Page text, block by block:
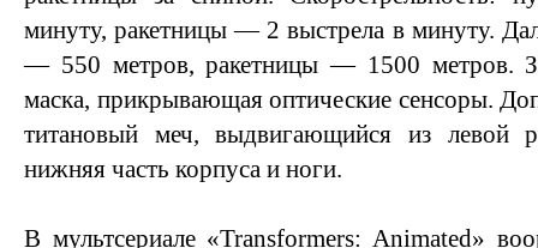
минуту, ракетницы — 2 выстрела в минуту.
— 550 метров, ракетницы — 1500 метров.
маска, прикрывающая оптические сенсоры.
титановый меч, выдвигающийся из левой
нижняя часть корпуса и ноги.
В мультсериале «Transformers: Animated»